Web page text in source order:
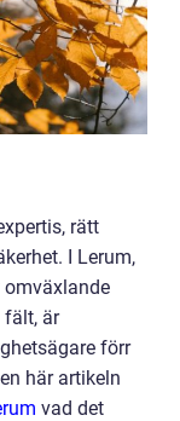
rätt
I Lerum,
fält, är
förr
här artikeln
vad det